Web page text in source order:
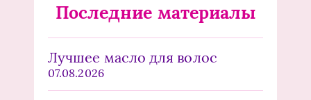
Последние материалы
Лучшее масло для волос
07.08.2026